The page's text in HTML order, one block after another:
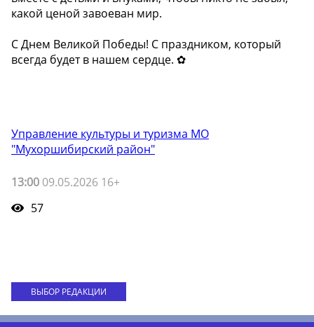
какой ценой завоеван мир.
С Днем Великой Победы! С праздником, который
всегда будет в нашем сердце. ✿
Управление культуры и туризма МО
"Мухоршибирский район"
13:00 09.05.2026 16+
57
ВЫБОР РЕДАКЦИИ